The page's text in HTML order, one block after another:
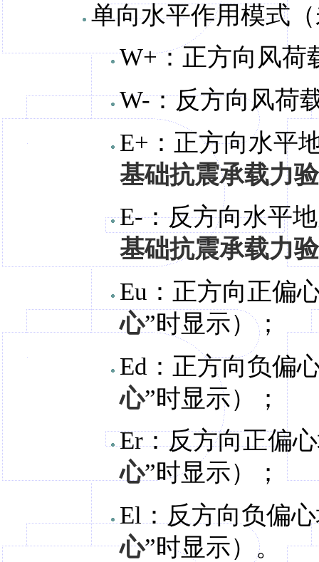
单向水平作用模式
W+：正方向风荷
W-：反方向风荷
E+：正方向水平
基础抗震承载力
E-：反方向水平
基础抗震承载力
Eu：正方向正偏
心”时显示）；
Ed：正方向负偏
心”时显示）；
Er：反方向正偏
心”时显示）；
El：反方向负偏
心”时显示）。